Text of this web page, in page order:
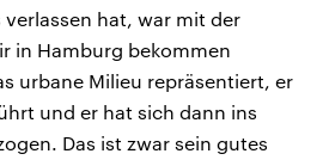
verlassen hat, war mit der
in Hamburg bekommen
urbane Milieu repräsentiert, er
und er hat sich dann ins
Das ist zwar sein gutes